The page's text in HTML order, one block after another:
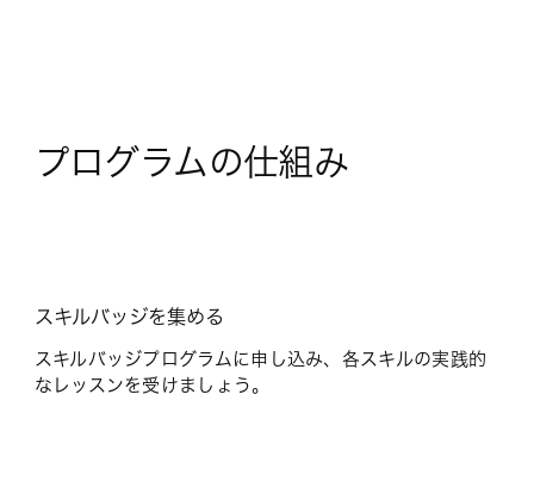
プログラムの仕組み
スキルバッジを集める
スキルバッジプログラムに申し込み、各スキルの実践的
なレッスンを受けましょう。